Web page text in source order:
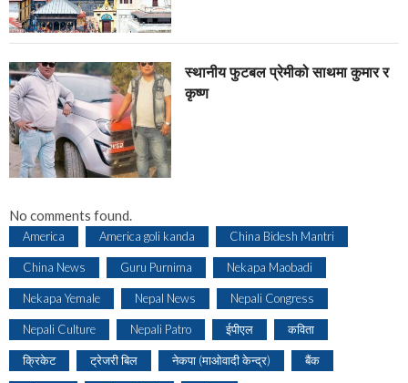
स्थानीय फुटबल प्रेमीको साथमा कुमार र
कृष्ण
No comments found.
America America goli kanda China Bidesh Mantri
China News Guru Purnima Nekapa Maobadi
Nekapa Yemale Nepal News Nepali Congress
Nepali Culture Nepali Patro ईपीएल कविता
क्रिकेट ट्रेजरी बिल नेकपा (माओवादी केन्द्र) बैंक